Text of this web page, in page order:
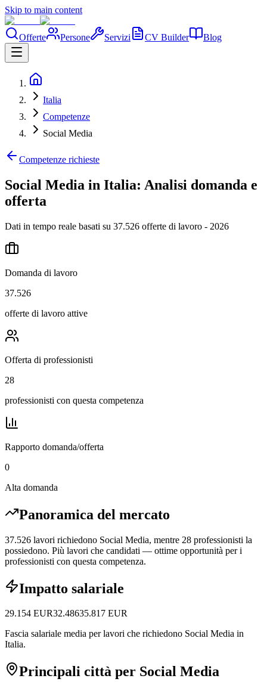
Skip to main content
Offerte Persone Servizi CV Builder Blog
Italia
Competenze
Social Media
Competenze richieste
Social Media in Italia: Analisi domanda e
offerta
Dati in tempo reale basati su 37.526 offerte di lavoro - 2026
Domanda di lavoro
37.526
offerte di lavoro attive
Offerta di professionisti
28
professionisti con questa competenza
Rapporto domanda/offerta
0
Alta domanda
Panoramica del mercato
37.526 lavori richiedono Social Media, mentre 28 professionisti la
possiedono. Più lavori che candidati — ottime opportunità per i
professionisti con questa competenza.
Impatto salariale
29.154 EUR32.48635.817 EUR
Fascia salariale media per lavori che richiedono Social Media in
Italia.
Principali città per Social Media